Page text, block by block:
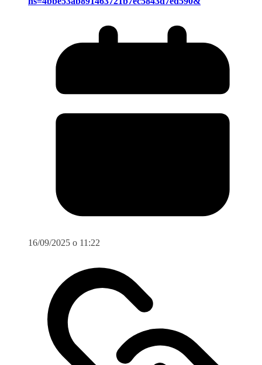
16/09/2025 o 11:22